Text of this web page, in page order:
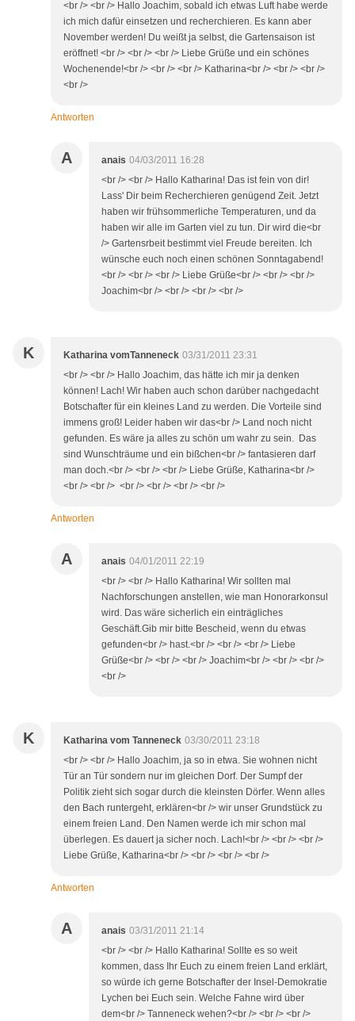
<br /> <br /> Hallo Joachim, sobald ich etwas Luft habe werde
ich mich dafür einsetzen und recherchieren. Es kann aber
November werden! Du weißt ja selbst, die Gartensaison ist
eröffnet! <br /> <br /> <br /> Liebe Grüße und ein schönes
Wochenende!<br /> <br /> <br /> Katharina<br /> <br /> <br />
<br />
Antworten
A anais 04/03/2011 16:28
<br /> <br /> Hallo Katharina! Das ist fein von dir!
Lass' Dir beim Recherchieren genügend Zeit. Jetzt
haben wir frühsommerliche Temperaturen, und da
haben wir alle im Garten viel zu tun. Dir wird die<br
/> Gartensrbeit bestimmt viel Freude bereiten. Ich
wünsche euch noch einen schönen Sonntagabend!
<br /> <br /> <br /> Liebe Grüße<br /> <br /> <br />
Joachim<br /> <br /> <br /> <br />
K Katharina vomTanneneck 03/31/2011 23:31
<br /> <br /> Hallo Joachim, das hätte ich mir ja denken
können! Lach! Wir haben auch schon darüber nachgedacht
Botschafter für ein kleines Land zu werden. Die Vorteile sind
immens groß! Leider haben wir das<br /> Land noch nicht
gefunden. Es wäre ja alles zu schön um wahr zu sein. Das
sind Wunschträume und ein bißchen<br /> fantasieren darf
man doch.<br /> <br /> <br /> Liebe Grüße, Katharina<br />
<br /> <br /> <br /> <br /> <br /> <br />
Antworten
A anais 04/01/2011 22:19
<br /> <br /> Hallo Katharina! Wir sollten mal
Nachforschungen anstellen, wie man Honorarkonsul
wird. Das wäre sicherlich ein einträgliches
Geschäft.Gib mir bitte Bescheid, wenn du etwas
gefunden<br /> hast.<br /> <br /> <br /> Liebe
Grüße<br /> <br /> <br /> Joachim<br /> <br /> <br />
<br />
K Katharina vom Tanneneck 03/30/2011 23:18
<br /> <br /> Hallo Joachim, ja so in etwa. Sie wohnen nicht
Tür an Tür sondern nur im gleichen Dorf. Der Sumpf der
Politik zieht sich sogar durch die kleinsten Dörfer. Wenn alles
den Bach runtergeht, erklären<br /> wir unser Grundstück zu
einem freien Land. Den Namen werde ich mir schon mal
überlegen. Es dauert ja sicher noch. Lach!<br /> <br /> <br />
Liebe Grüße, Katharina<br /> <br /> <br /> <br />
Antworten
A anais 03/31/2011 21:14
<br /> <br /> Hallo Katharina! Sollte es so weit
kommen, dass Ihr Euch zu einem freien Land erklärt,
so würde ich gerne Botschafter der Insel-Demokratie
Lychen bei Euch sein. Welche Fahne wird über
dem<br /> Tanneneck wehen?<br /> <br /> <br />